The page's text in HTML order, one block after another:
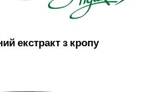
екстракт з кропу